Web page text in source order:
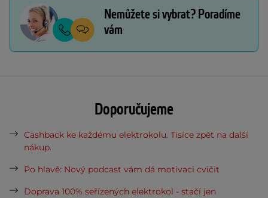
Nemůžete si vybrat? Poradíme
vám
Doporučujeme
Cashback ke každému elektrokolu. Tisíce zpět na další
nákup.
Po hlavě: Nový podcast vám dá motivaci cvičit
Doprava 100% seřízených elektrokol - stačí jen